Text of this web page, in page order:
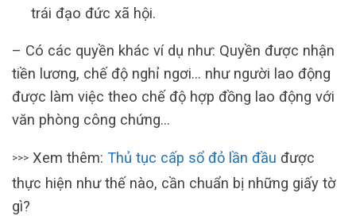
trái đạo đức xã hội.
– Có các quyền khác ví dụ như: Quyền được nhận
tiền lương, chế độ nghỉ ngơi… như người lao động
được làm việc theo chế độ hợp đồng lao động với
văn phòng công chứng…
>>> Xem thêm: Thủ tục cấp sổ đỏ lần đầu được
thực hiện như thế nào, cần chuẩn bị những giấy tờ
gì?